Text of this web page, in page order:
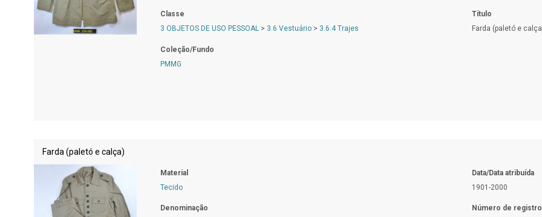
Classe
3 OBJETOS DE USO PESSOAL > 3.6 Vestuário > 3.6.4 Trajes
Coleção/Fundo
PMMG
Título
Farda (paletó e
Farda (paletó e calça)
Material
Tecido
Denominação
Data/Data atribuída
1901-2000
Número de registro